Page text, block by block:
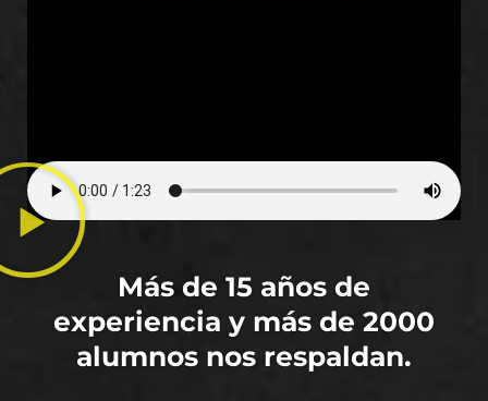
Más de 15 años de
experiencia y más de 2000
alumnos nos respaldan.